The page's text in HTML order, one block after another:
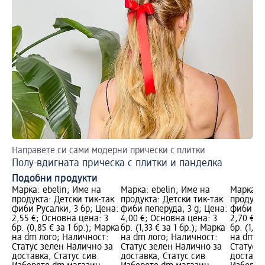
Направете си сами модерни прически с плитки
Полу-вдигната прическа с плитки и панделка
Подобни продукти
Марка: ebelin; Име на
продукта: Детски тик-так
фиби Русалки, 3 бр; Цена:
2,55 €; Основна цена: 3
бр. (0,85 € за 1 бр.); Марка
на dm лого; Наличност:
Статус зелен Налично за
доставка, Статус сив
Марка: ebelin; Име на
продукта: Детски тик-так
фиби пеперуда, 3 g; Цена:
4,00 €; Основна цена: 3
бр. (1,33 € за 1 бр.); Марка
на dm лого; Наличност:
Статус зелен Налично за
доставка, Статус сив
Марка:
фиби
2,70 €;
бр.
на dm
Статус